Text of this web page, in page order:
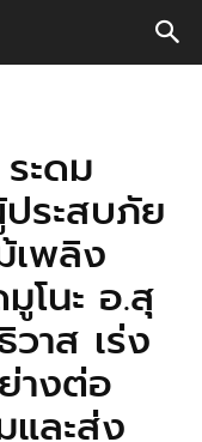
ะดม
ระสบภัย
เพลิง
โนะ อ.สุ
าส เร่ง
างต่อ
และส่ง